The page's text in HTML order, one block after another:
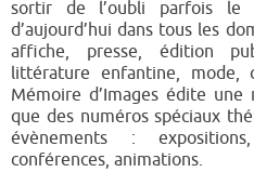
sortir de l’oubli parfois le
d’aujourd’hui dans tous les
affiche, presse, édition
littérature enfantine, mode,
Mémoire d’Images édite
que des numéros spéciaux
évènements :
conférences, animations.